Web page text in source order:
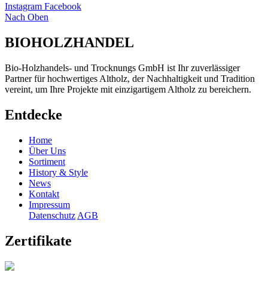
Instagram Facebook
Nach Oben
BIOHOLZHANDEL
Bio-Holzhandels- und Trocknungs GmbH ist Ihr zuverlässiger
Partner für hochwertiges Altholz, der Nachhaltigkeit und Tradition
vereint, um Ihre Projekte mit einzigartigem Altholz zu bereichern.
Entdecke
Home
Über Uns
Sortiment
History & Style
News
Kontakt
Impressum
Datenschutz AGB
Zertifikate